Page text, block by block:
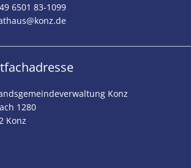
6501 83-1099
Konz
1280
Konz